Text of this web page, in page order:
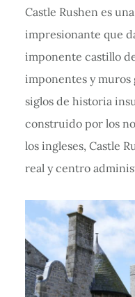
Castle Rushen es
impresionante que
imponente castillo
imponentes y muros
siglos de historia
construido por los
los ingleses, Castle
real y centro